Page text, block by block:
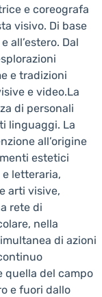
e coreografa
visivo. Di base
all’estero. Dal
e tradizioni
e video.La
di personali
linguaggi. La
all’origine
estetici
letteraria,
arti visive,
rete di
nella
di azioni
quella del campo
e fuori dallo